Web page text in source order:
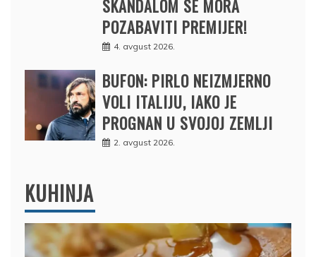
SKANDALOM SE MORA
POZABAVITI PREMIJER!
4. avgust 2026.
BUFON: PIRLO NEIZMJERNO
VOLI ITALIJU, IAKO JE
PROGNAN U SVOJOJ ZEMLJI
2. avgust 2026.
KUHINJA